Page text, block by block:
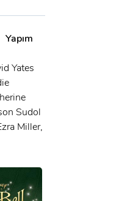
Şifremi Unuttum ?
OL
GIRIŞ
Yapım
Yates
Sudol
Miller,